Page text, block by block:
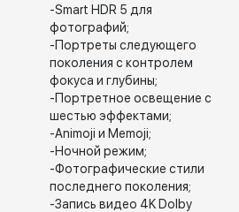
-Smart HDR 5 для
фотографий;
-Портреты следующего
поколения с контролем
фокуса и глубины;
-Портретное освещение с
шестью эффектами;
-Animoji и Memoji;
-Ночной режим;
-Фотографические стили
последнего поколения;
-Запись видео 4K Dolby